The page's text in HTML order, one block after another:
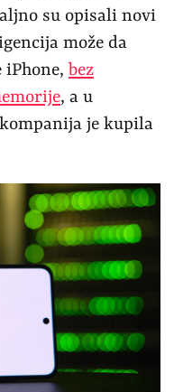
su opisali novi
može da
bez
, a u
je kupila